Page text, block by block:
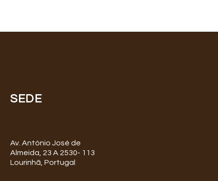
SEDE
Av. António José de
Almeida, 23 A 2530- 113
Lourinhã, Portugal